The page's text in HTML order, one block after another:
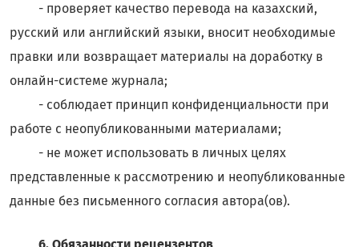
- проверяет качество перевода на казахский,
русский или английский языки, вносит необходимые
правки или возвращает материалы на доработку в
онлайн-системе журнала;
- соблюдает принцип конфиденциальности при
работе с неопубликованными материалами;
- не может использовать в личных целях
представленные к рассмотрению и неопубликованные
данные без письменного согласия автора(ов).